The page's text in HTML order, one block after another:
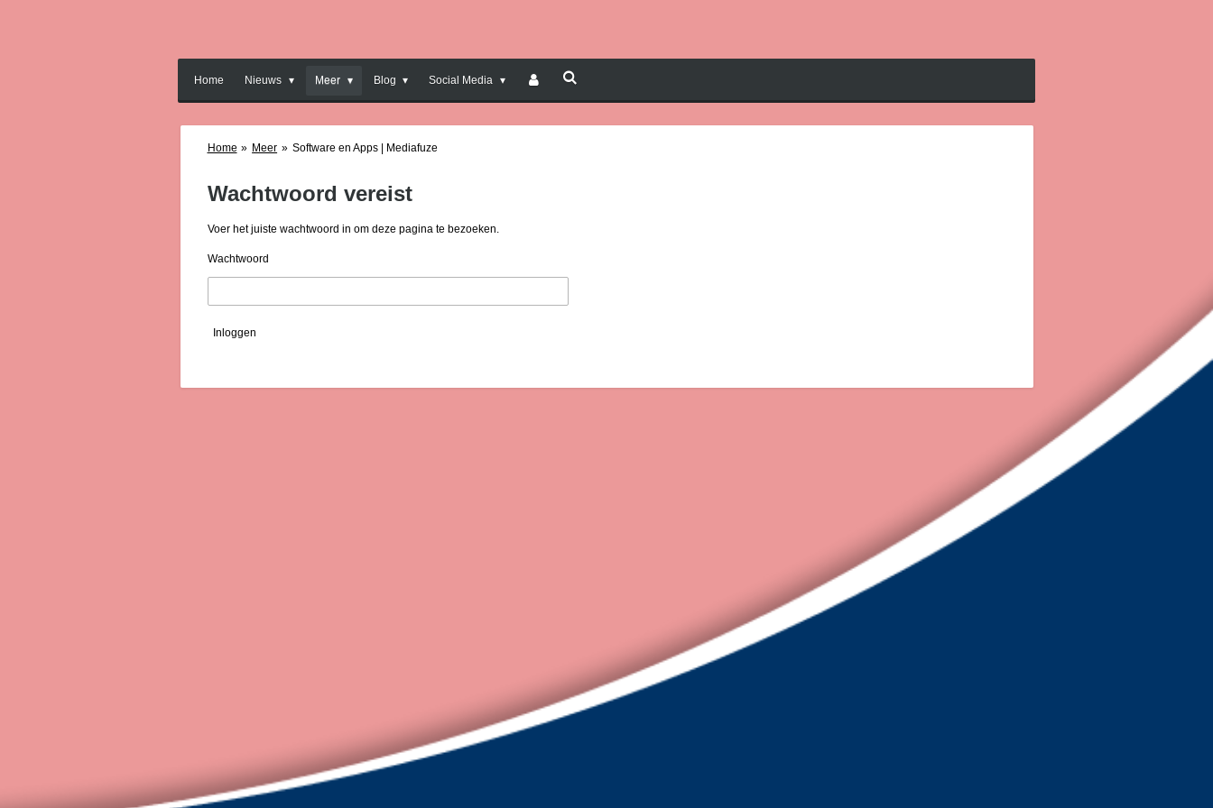
Home Nieuws Meer Blog Social Media
Home » Meer » Software en Apps | Mediafuze
Wachtwoord vereist
Voer het juiste wachtwoord in om deze pagina te bezoeken.
Wachtwoord
Inloggen